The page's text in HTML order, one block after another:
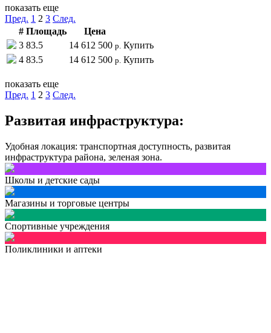
показать еще
Пред. 1 2 3 След.
# Площадь
Цена
3 83.5 14 612 500 р. Купить
4 83.5 14 612 500 р. Купить
показать еще
Пред. 1 2 3 След.
Развитая инфраструктура:
Удобная локация: транспортная доступность, развитая
инфраструктура района, зеленая зона.
Школы и детские сады
Магазины и торговые центры
Спортивные учреждения
Поликлиники и аптеки